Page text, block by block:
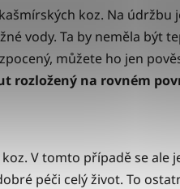
koz. Na
vody. Ta by neměla být
můžete ho jen
rozložený na rovném
V tomto případě se
péči celý život. To